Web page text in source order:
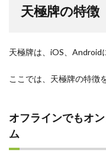
イズ
ルー
牌の
良い
天極牌の特徴
天極牌は、iOS、Android
ここでは、天極牌の特徴
オフラインでもオ
ム